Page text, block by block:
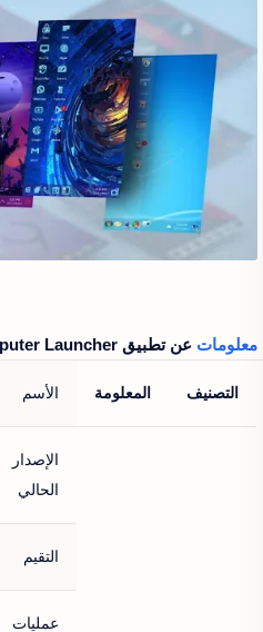
معلومات عن تطبيق Computer Launcher‏
التصنيف المعلومة الأسم
الإصدار
الحالي
التقيم
عمليات